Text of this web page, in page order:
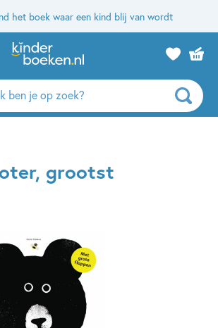
het boek waar een kind blij van wordt
grootst